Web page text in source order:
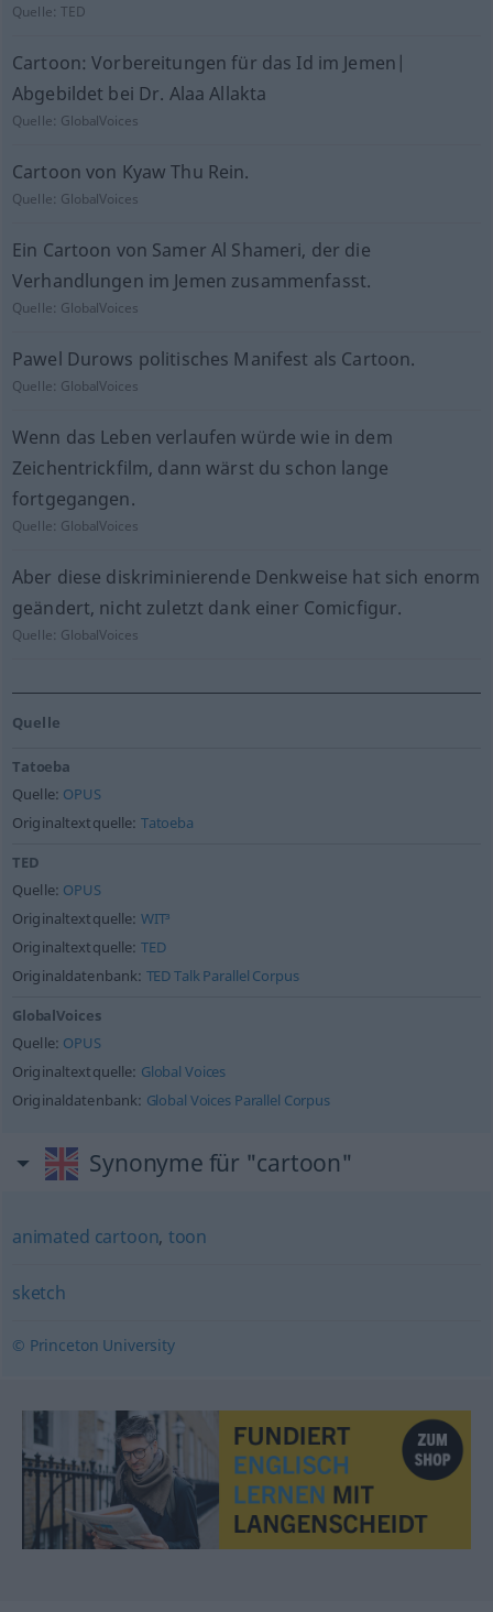
Quelle:TED
Cartoon: Vorbereitungen für das Id im Jemen|
Abgebildet bei Dr. Alaa Allakta
Quelle: GlobalVoices
Cartoon von Kyaw Thu Rein.
Quelle: GlobalVoices
Ein Cartoon von Samer Al Shameri, der die
Verhandlungen im Jemen zusammenfasst.
Quelle: GlobalVoices
Pawel Durows politisches Manifest als Cartoon.
Quelle: GlobalVoices
Wenn das Leben verlaufen würde wie in dem
Zeichentrickfilm, dann wärst du schon lange
fortgegangen.
Quelle: GlobalVoices
Aber diese diskriminierende Denkweise hat sich enorm
geändert, nicht zuletzt dank einer Comicfigur.
Quelle: GlobalVoices
Quelle
Tatoeba
Quelle: OPUS
Originaltextquelle: Tatoeba
TED
Quelle: OPUS
Originaltextquelle: WIT³
Originaltextquelle: TED
Originaldatenbank: TED Talk Parallel Corpus
GlobalVoices
Quelle: OPUS
Originaltextquelle: Global Voices
Originaldatenbank: Global Voices Parallel Corpus
Synonyme für "cartoon"
animated cartoon, toon
sketch
© Princeton University